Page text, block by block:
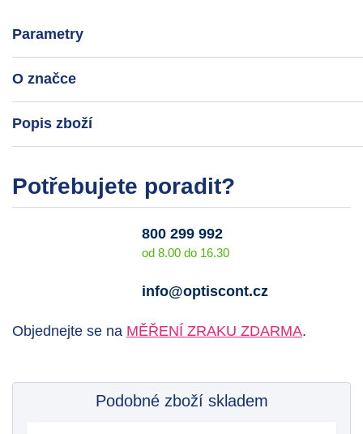
Parametry
O značce
Popis zboží
Potřebujete poradit?
800 299 992
od 8.00 do 16.30
info@optiscont.cz
Objednejte se na MĚŘENÍ ZRAKU ZDARMA.
Podobné zboží skladem